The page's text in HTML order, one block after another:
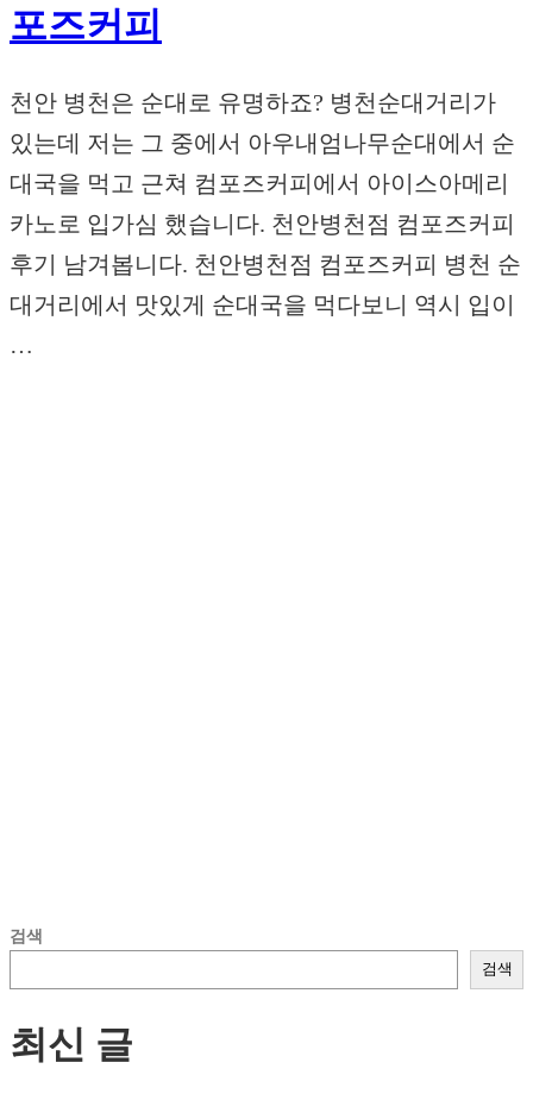
포즈커피
천안 병천은 순대로 유명하죠? 병천순대거리가
있는데 저는 그 중에서 아우내엄나무순대에서 순
대국을 먹고 근쳐 컴포즈커피에서 아이스아메리
카노로 입가심 했습니다. 천안병천점 컴포즈커피
후기 남겨봅니다. 천안병천점 컴포즈커피 병천 순
대거리에서 맛있게 순대국을 먹다보니 역시 입이
…
검색
검색
최신 글